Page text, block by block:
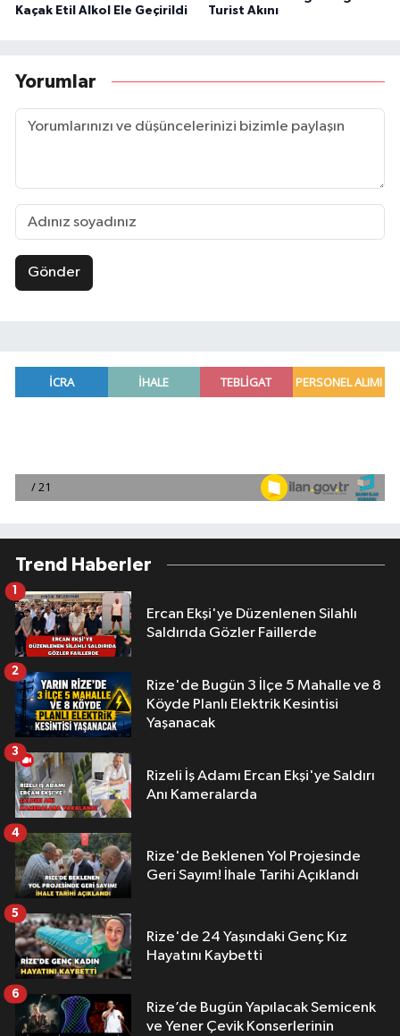
Kaçak Etil Alkol Ele Geçirildi
Turist Akını
Yorumlar
Gönder
Trend Haberler
Ercan Ekşi'ye Düzenlenen Silahlı
Saldırıda Gözler Faillerde
1
Rize'de Bugün 3 İlçe 5 Mahalle ve 8
Köyde Planlı Elektrik Kesintisi
Yaşanacak
2
Rizeli İş Adamı Ercan Ekşi'ye Saldırı
Anı Kameralarda
3
Rize'de Beklenen Yol Projesinde
Geri Sayım! İhale Tarihi Açıklandı
4
Rize'de 24 Yaşındaki Genç Kız
Hayatını Kaybetti
5
Rize’de Bugün Yapılacak Semicenk
ve Yener Çevik Konserlerinin
6